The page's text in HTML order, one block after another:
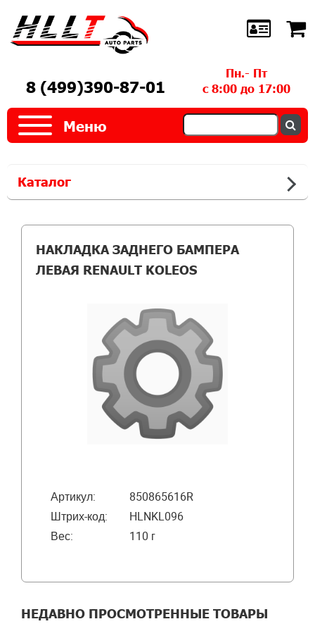
8 (499)390-87-01
Пн.- Пт
с 8:00 до 17:00
Меню
Каталог
НАКЛАДКА ЗАДНЕГО БАМПЕРА
ЛЕВАЯ RENAULT KOLEOS
Артикул:
850865616R
Штрих-код:
HLNKL096
Вес:
110 г
НЕДАВНО ПРОСМОТРЕННЫЕ ТОВАРЫ